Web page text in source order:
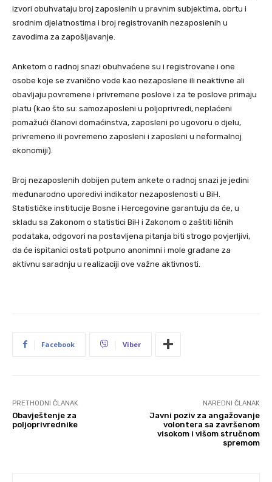
izvori obuhvataju broj zaposlenih u pravnim subjektima, obrtu i
srodnim djelatnostima i broj registrovanih nezaposlenih u
zavodima za zapošljavanje.
Anketom o radnoj snazi obuhvaćene su i registrovane i one
osobe koje se zvanično vode kao nezaposlene ili neaktivne ali
obavljaju povremene i privremene poslove i za te poslove primaju
platu (kao što su: samozaposleni u poljoprivredi, neplaćeni
pomažući članovi domaćinstva, zaposleni po ugovoru o djelu,
privremeno ili povremeno zaposleni i zaposleni u neformalnoj
ekonomiji).
Broj nezaposlenih dobijen putem ankete o radnoj snazi je jedini
međunarodno uporedivi indikator nezaposlenosti u BiH.
Statističke institucije Bosne i Hercegovine garantuju da će, u
skladu sa Zakonom o statistici BiH i Zakonom o zaštiti ličnih
podataka, odgovori na postavljena pitanja biti strogo povjerljivi,
da će ispitanici ostati potpuno anonimni i mole građane za
aktivnu saradnju u realizaciji ove važne aktivnosti.
Facebook Viber
PRETHODNI ČLANAK
Obavještenje za
poljoprivrednike
NAREDNI ČLANAK
Javni poziv za angažovanje
volontera sa završenom
visokom i višom stručnom
spremom